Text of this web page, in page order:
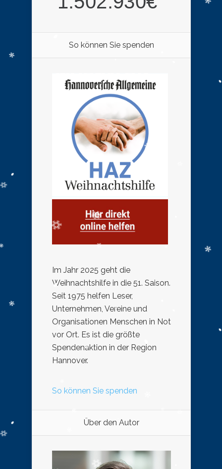
So können Sie spenden
Im Jahr 2025 geht die
Weihnachtshilfe in die 51. Saison.
Seit 1975 helfen Leser,
Unternehmen, Vereine und
Organisationen Menschen in Not
vor Ort. Es ist die größte
Spendenaktion in der Region
Hannover.
So können Sie spenden
Über den Autor